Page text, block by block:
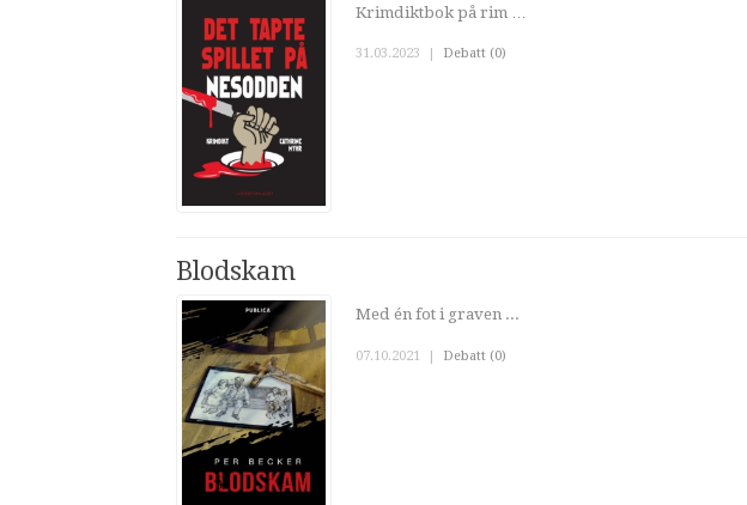
Krimdiktbok på rim …
31.03.2023 | Debatt (0)
Blodskam
Med én fot i graven ...
07.10.2021 | Debatt (0)